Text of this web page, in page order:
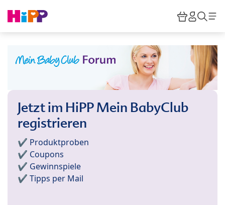
HiPP
Jetzt im HiPP Mein BabyClub
registrieren
✔️ Produktproben
✔️ Coupons
✔️ Gewinnspiele
✔️ Tipps per Mail